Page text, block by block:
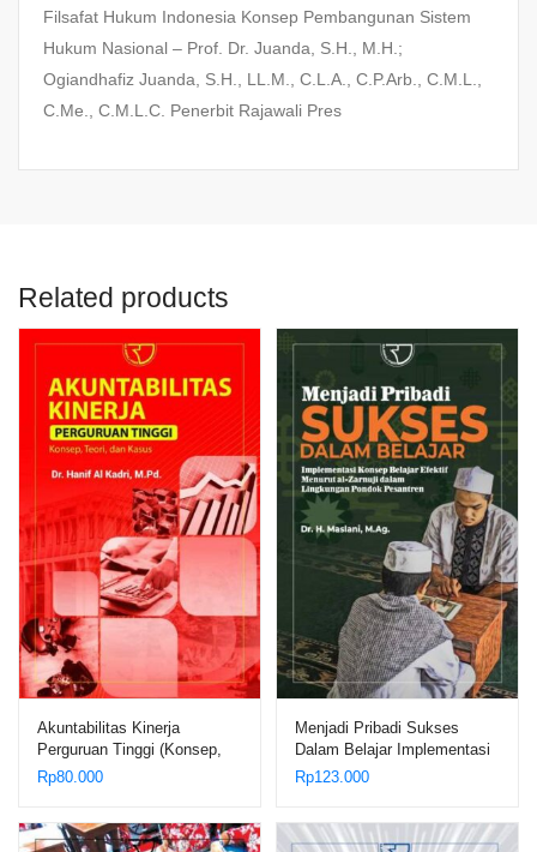
Filsafat Hukum Indonesia Konsep Pembangunan Sistem
Hukum Nasional – Prof. Dr. Juanda, S.H., M.H.;
Ogiandhafiz Juanda, S.H., LL.M., C.L.A., C.P.Arb., C.M.L.,
C.Me., C.M.L.C. Penerbit Rajawali Pres
Related products
Akuntabilitas Kinerja
Perguruan Tinggi (Konsep,
Teori, dan Kasus) – Dr. Hanif
Rp80.000
Menjadi Pribadi Sukses
Dalam Belajar Implementasi
Konsep Belajar Efektif
Pesantren – Dr. H. Maslani,
Rp123.000